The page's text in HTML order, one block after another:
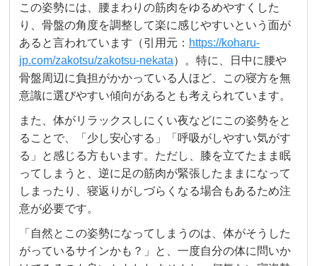
この姿勢には、腰まわりの筋肉をゆるめやすくした
り、骨盤の角度を調整して楽に感じやすいという面が
あると言われています（引用元： https://koharu-
jp.com/zakotsu/zakotsu-nekata）。特に、日中に腰や
骨盤周辺に負担がかかっている人ほど、この寝方を無
意識に選びやすい傾向があるとも考えられています。
また、体がリラックスしにくい夜などにこの姿勢をと
ることで、「少し安心する」「呼吸がしやすい気がす
る」と感じる方もいます。ただし、膝を立てたまま眠
ってしまうと、逆に足の筋肉が緊張したままになって
しまったり、寝返りがしづらくなる場合もあるため注
意が必要です。
「自然とこの姿勢になってしまうのは、体がそうした
がっているサインかも？」と、一度自分の体に問いか